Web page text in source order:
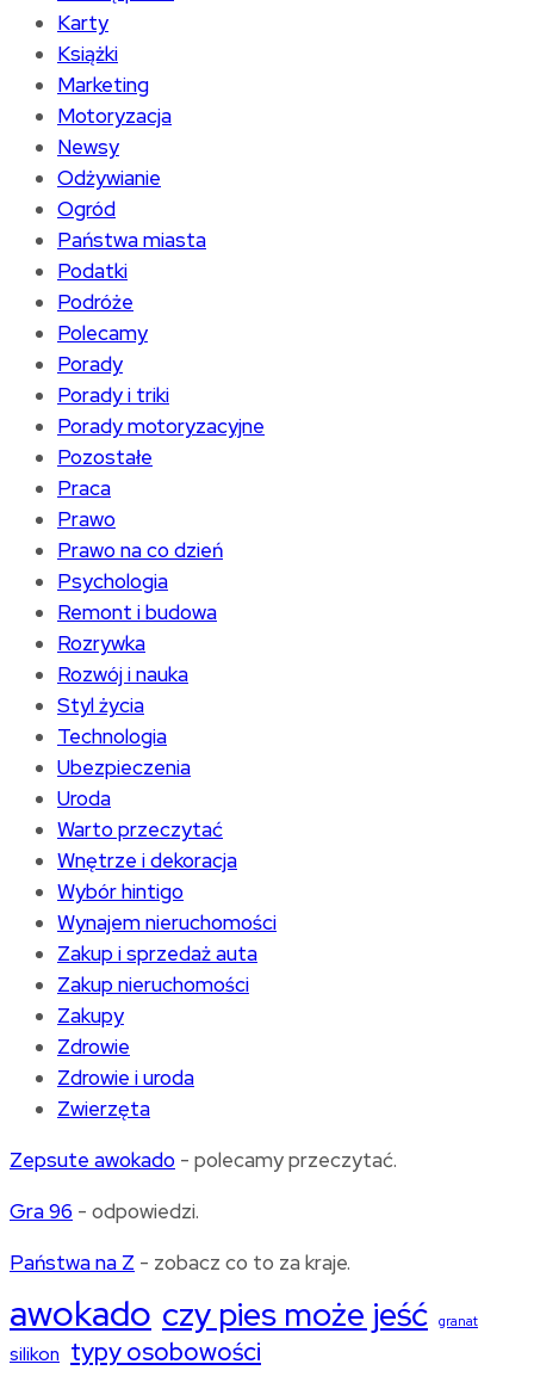
Karty
Książki
Marketing
Motoryzacja
Newsy
Odżywianie
Ogród
Państwa miasta
Podatki
Podróże
Polecamy
Porady
Porady i triki
Porady motoryzacyjne
Pozostałe
Praca
Prawo
Prawo na co dzień
Psychologia
Remont i budowa
Rozrywka
Rozwój i nauka
Styl życia
Technologia
Ubezpieczenia
Uroda
Warto przeczytać
Wnętrze i dekoracja
Wybór hintigo
Wynajem nieruchomości
Zakup i sprzedaż auta
Zakup nieruchomości
Zakupy
Zdrowie
Zdrowie i uroda
Zwierzęta
Zepsute awokado - polecamy przeczytać.
Gra 96 - odpowiedzi.
Państwa na Z - zobacz co to za kraje.
awokado czy pies może jeść granat
silikon typy osobowości